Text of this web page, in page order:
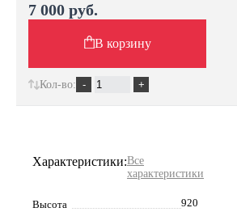
Характеристики:Все
характеристики
Высота
920
7 000 руб.
В корзину
Кол-во: